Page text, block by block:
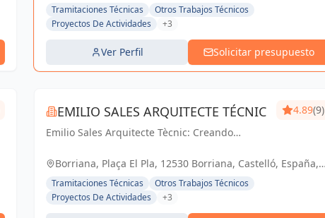
Tramitaciones Técnicas
Otros Trabajos Técnicos
Proyectos De Actividades
+3
Ver Perfil Solicitar presupuesto
EMILIO SALES ARQUITECTE TÉCNIC
Emilio Sales Arquitecte Tècnic: Creando
inspirador. Tu visión, nuestro compromiso.
4.89(9)
Borriana, Plaça El Pla, 12530 Borriana, Castelló, España,
España
Tramitaciones Técnicas
Otros Trabajos Técnicos
Proyectos De Actividades
+3